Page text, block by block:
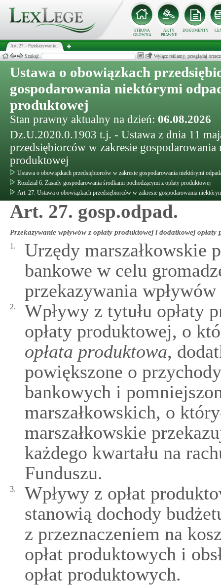
STRONA
GŁÓWNA
AKTY
PRAWNE
DOKUMENTY
Art. 27. - Przekazywanie...
Szukaj: Wyłącz reklamy, przeglądaj
Ustawa o obowiązkach
gospodarowania niektórymi
produktowej
Stan prawny aktualny na dzień: 06.08.2026
Dz.U.2020.0.1903 t.j. - Ustawa z dnia 11
przedsiębiorców w zakresie
produktowej
Ustawa o obowiązkach przedsiębiorców w zakresie gospodarowania niektórymi
Rozdział 6. Zasady gospodarowania środkami pochodzącymi z opłaty produktowej
Art. 27. Ustawa o obowiązkach przedsiębiorców w zakresie gospodarowania
Art. 27. gosp.odpad.
Przekazywanie wpływów z opłaty produktowej i dodatkowej opłaty
1.
Urzędy marszałkowskie
bankowe w celu
przekazywania
2.
Wpływy z tytułu opłaty
opłaty produktowej, o
opłata produktowa,
powiększone o
bankowych i
marszałkowskich, o
marszałkowskie
każdego kwartału na
Funduszu.
3.
Wpływy z opłat
stanowią dochody
z przeznaczeniem na
opłat produktowych i
opłat produktowych.